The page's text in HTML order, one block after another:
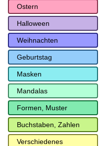
Ostern
Halloween
Weihnachten
Geburtstag
Masken
Mandalas
Formen, Muster
Buchstaben, Zahlen
Verschiedenes